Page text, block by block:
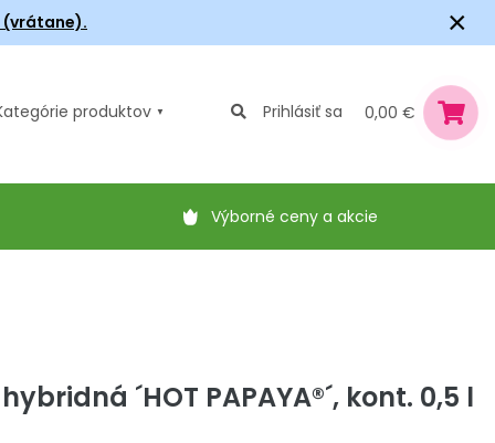
(vrátane). ×
produktov Prihlásiť sa 0,00 €
Výborné ceny a akcie
´HOT PAPAYA®´, kont. 0,5 l